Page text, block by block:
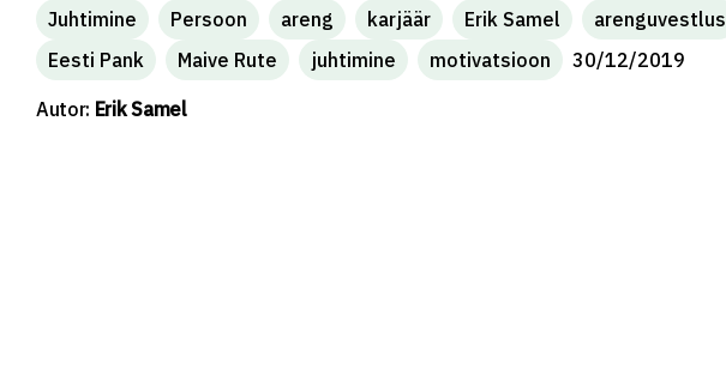
Juhtimine Persoon areng karjäär Erik Samel
arenguvestlus
Eesti Pank
Maive Rute juhtimine motivatsioon 30/12/2019
Autor: Erik Samel